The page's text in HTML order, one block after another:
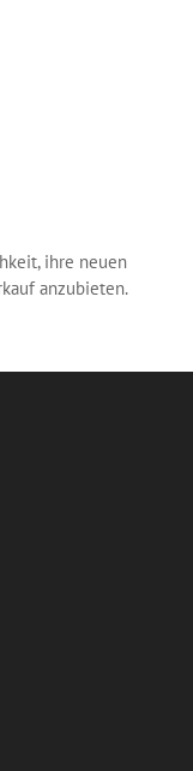
ihre neuen
anzubieten.